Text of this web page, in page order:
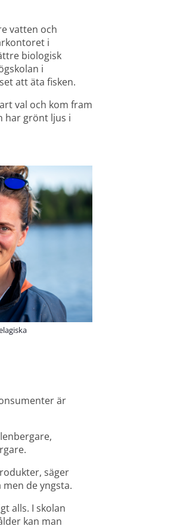
vatten och
i
biologisk
i
att äta fisken.
val och kom fram
har grönt ljus i
är
säger
de yngsta.
alls. I skolan
kan man